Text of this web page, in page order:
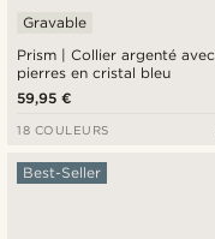
Prism | Collier argenté avec
pierres en cristal bleu
Gravable
59,95 €
18 COULEURS
Best-Seller